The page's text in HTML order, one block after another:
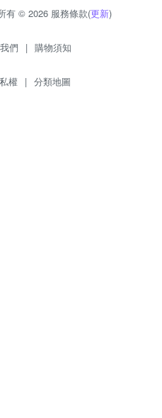
有 © 2026 服務條款(更新)
們 | 購物須知
權 | 分類地圖